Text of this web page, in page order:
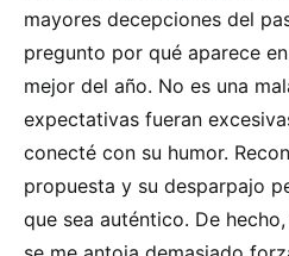
mayores decepciones del
pregunto por qué aparece
mejor del año. No es una
expectativas fueran
conecté con su humor.
propuesta y su desparpajo
que sea auténtico. De